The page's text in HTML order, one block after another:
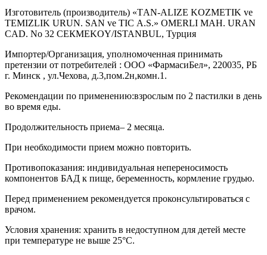
Изготовитель (производитель) «ТAN-ALIZE KOZMETIK ve
TEMIZLIK URUN. SAN ve ТIС A.S.» OMERLI МАН. URAN
CAD. No 32 CEКМEKOY/ISTANBUL, Турция
Импортер/Организация, уполномоченная принимать
претензии от потребителей : ООО «ФармасиБел», 220035, РБ
г. Минск , ул.Чехова, д.3,пом.2н,комн.1.
Рекомендации по применению:взрослым по 2 пастилки в день
во время еды.
Продолжительность приема– 2 месяца.
При необходимости прием можно повторить.
Противопоказания: индивидуальная непереносимость
компонентов БАД к пище, беременность, кормление грудью.
Перед применением рекомендуется проконсультироваться с
врачом.
Условия хранения: хранить в недоступном для детей месте
при температуре не выше 25°С.